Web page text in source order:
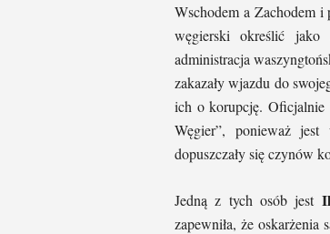
Wschodem a Zachodem i
węgierski określić jako
administracja
zakazały wjazdu do
ich o korupcję. Oficjalnie
Węgier”, ponieważ
dopuszczały się czynów
Jedną z tych osób jest
zapewniła, że oskarżenia